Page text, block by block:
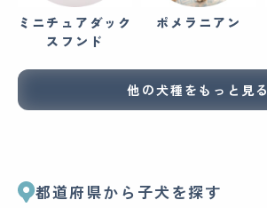
ミニチュアダック
スフンド
ポメラニアン
他の犬種をもっと見る
都道府県から子犬を探す